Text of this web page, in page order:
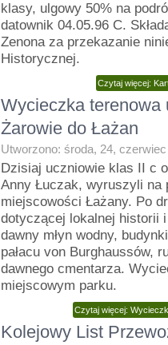
klasy, ulgowy 50% na
datownik 04.05.96 C.
Zenona za przekazanie
Historycznej.
Czytaj więcej:
Wycieczka terenowa
Żarowie do Łażan
Utworzono: środa, 24,
Dzisiaj uczniowie klas II c
Anny Łuczak, wyruszyli na
miejscowości Łażany. Po
dotyczącej lokalnej historii
dawny młyn wodny,
pałacu von Burghaussów,
dawnego cmentarza.
miejscowym parku.
Czytaj więcej:
Kolejowy List